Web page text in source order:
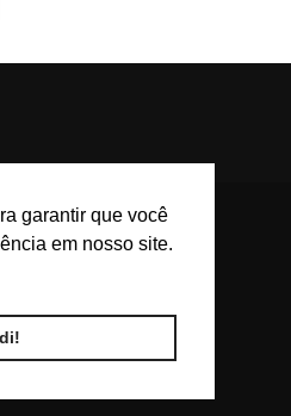
garantir que você
em nosso site.
- Agentes
de Saúde e
BR